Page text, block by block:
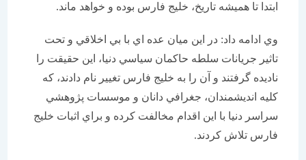
ابتدا تا هميشه تاريخ، خليج فارس بوده و خواهد ماند.
وي ادامه داد: در اين ميان عده اي با بي اخلاقي و تحت
تاثير جريانات سلطه حاكمان سياسي دنيا، اين حقيقت را
ناديده گرفتند و آن را به خليج فارس تغيير نام دادند، كه
كليه انديشمندان، جغرافي دانان و موسسات پژوهشي
سراسر دنيا با اين اقدام مخالفت كرده و براي اثبات خليج
فارس تلاش كردند.